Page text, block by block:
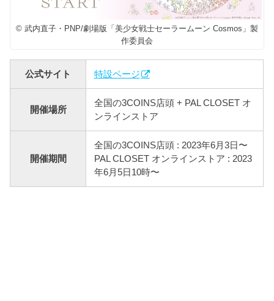
© 武内直子・PNP/劇場版「美少女戦士セーラームーン Cosmos」製
作委員会
公式サイト 特設ページ
開催場所
全国の3COINS店頭 + PAL CLOSET オ
ンラインストア
開催期間
全国の3COINS店頭 : 2023年6月3日〜
PAL CLOSET オンラインストア : 2023
年6月5日10時〜